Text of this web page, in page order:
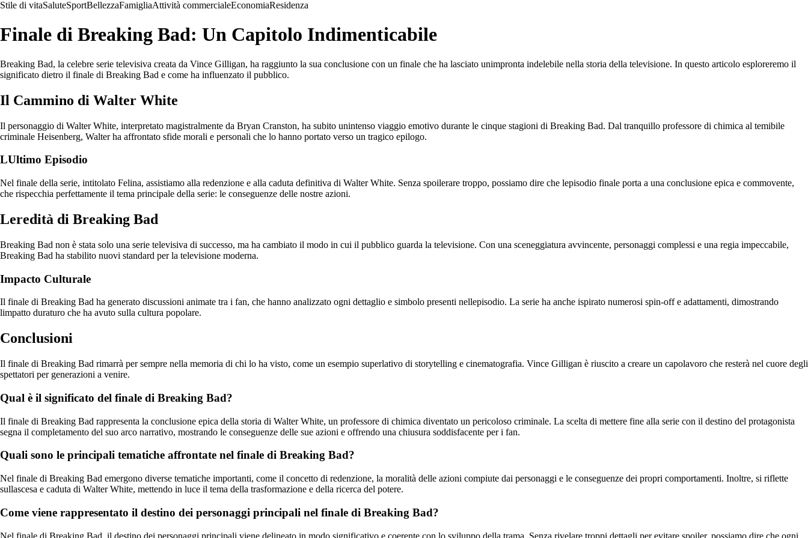
Stile di vitaSaluteSportBellezzaFamigliaAttività commercialeEconomiaResidenza
Finale di Breaking Bad: Un Capitolo Indimenticabile
Breaking Bad, la celebre serie televisiva creata da Vince Gilligan, ha raggiunto la sua conclusione con un finale che ha lasciato unimpronta indelebile nella storia della televisione. In questo articolo esploreremo il
significato dietro il finale di Breaking Bad e come ha influenzato il pubblico.
Il Cammino di Walter White
Il personaggio di Walter White, interpretato magistralmente da Bryan Cranston, ha subito unintenso viaggio emotivo durante le cinque stagioni di Breaking Bad. Dal tranquillo professore di chimica al temibile
criminale Heisenberg, Walter ha affrontato sfide morali e personali che lo hanno portato verso un tragico epilogo.
LUltimo Episodio
Nel finale della serie, intitolato Felina, assistiamo alla redenzione e alla caduta definitiva di Walter White. Senza spoilerare troppo, possiamo dire che lepisodio finale porta a una conclusione epica e commovente,
che rispecchia perfettamente il tema principale della serie: le conseguenze delle nostre azioni.
Leredità di Breaking Bad
Breaking Bad non è stata solo una serie televisiva di successo, ma ha cambiato il modo in cui il pubblico guarda la televisione. Con una sceneggiatura avvincente, personaggi complessi e una regia impeccabile,
Breaking Bad ha stabilito nuovi standard per la televisione moderna.
Impacto Culturale
Il finale di Breaking Bad ha generato discussioni animate tra i fan, che hanno analizzato ogni dettaglio e simbolo presenti nellepisodio. La serie ha anche ispirato numerosi spin-off e adattamenti, dimostrando
limpatto duraturo che ha avuto sulla cultura popolare.
Conclusioni
Il finale di Breaking Bad rimarrà per sempre nella memoria di chi lo ha visto, come un esempio superlativo di storytelling e cinematografia. Vince Gilligan è riuscito a creare un capolavoro che resterà nel cuore degli
spettatori per generazioni a venire.
Qual è il significato del finale di Breaking Bad?
Il finale di Breaking Bad rappresenta la conclusione epica della storia di Walter White, un professore di chimica diventato un pericoloso criminale. La scelta di mettere fine alla serie con il destino del protagonista
segna il completamento del suo arco narrativo, mostrando le conseguenze delle sue azioni e offrendo una chiusura soddisfacente per i fan.
Quali sono le principali tematiche affrontate nel finale di Breaking Bad?
Nel finale di Breaking Bad emergono diverse tematiche importanti, come il concetto di redenzione, la moralità delle azioni compiute dai personaggi e le conseguenze dei propri comportamenti. Inoltre, si riflette
sullascesa e caduta di Walter White, mettendo in luce il tema della trasformazione e della ricerca del potere.
Come viene rappresentato il destino dei personaggi principali nel finale di Breaking Bad?
Nel finale di Breaking Bad, il destino dei personaggi principali viene delineato in modo significativo e coerente con lo sviluppo della trama. Senza rivelare troppi dettagli per evitare spoiler, possiamo dire che ogni